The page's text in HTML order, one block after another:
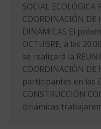
SOCIAL ECOLÓGICA
COORDINACIÓN DE
DINÁMICAS El
OCTUBRE, a las
se realizará la
COORDINACIÓN DE
participantes en las
CONSTRUCCIÓN
dinámicas